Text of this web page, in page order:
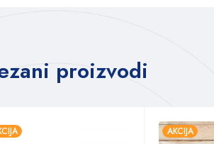
proizvodi
AKCIJA